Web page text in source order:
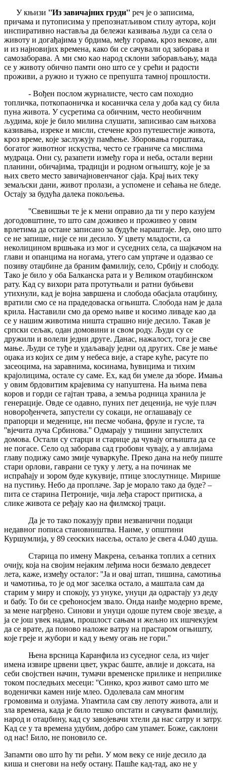
У књизи ''Из завичајних груди'' реч је о записима,
причама и путописима у препознатљивом стилу аутора, који
инспиративно наставља да бележи казивања људи са села о
животу и догађајима у брдима, међу горама, кроз векове, али
и из најновијих времена, како би се сачували од заборава и
самозаборава. А ми смо као народ склони заборављању, мада
се у животу обично памти оно што се у срећи и радости
проживи, а ружно и тужно се препушта тамној прошлости.
- Вођен послом журналисте, често сам походио
топличка, поткопаоничка и косаничка села у доба кад су била
пуна живота. У сусретима са обичним, често необичним
људима, које је било милина слушати, записивао сам њихова
казивања, изреке и мисли, стечене кроз путешестије живота,
кроз време, које заслужују памћење. Зборовања горштака,
богатог животног искуства, често се граниче са мислима
мудраца. Они су, разапети између гора и неба, остали верни
планини, обичајима, традицји и родном огњишту, које је за
њих свето место завичајновенчаног сјаја. Крај њих теку
земаљски дани, живот пролази, а успомене и сећања не бледе.
Остају за будућа далека покољења.
''Свевишњи те је к мени оправио да ти у перо казујем
догодовштине, то што сам доживео и проживео у овим
врлетима да остане записано за будуће нараштаје. Јер, оно што
се не запише, није се ни десило. У цвету младости, са
неколицином вршњака из мог и суседних села, са шајкачом на
глави и опанцима на ногама, утего сам упртаче и одазвао се
позиву отаџбине да браним фамилију, село, Србију и слободу.
Тако је било у оба Балканска рата и у Великом отаџбинском
рату. Кад су вихори рата протутњали и ратни бубњеви
утихнули, кад је војна завршена и слобода обасјала отаџбину,
вратили смо се на прадедоваска огњишта. Слобода нам је дала
крила. Наставили смо да оремо њиве и косимо ливаде као да
се у нашим животима ништа страшно није десило. Такав је
српски сељак, одан домовини и свом роду. Људи су се
дружили и волели једни друге. Данас, нажалост, тога је све
мање. Људи се туђе и удаљавају једни од других. Све је мање
оџака из којих се дим у небеса вије, а старе куће, расуте по
засеоцима, на заравнима, косинама, ћувицима и тихим
крајолицима, остале су саме. Ех, кад би умеле да зборе. Имања
у овим брдовитим крајевима су напуштена. На њима пева
коров и горди се гајтан трава, а земља родница хранила је
генерације. Овде се одавно, пуних пет деценија, не чује плач
новорођенчета, запустели су сокаци, не оглашавају се
прапорци и меденице, ни песме чобана, фруле и гусле, та
''вјечита луча Србинова.'' Одмарају у тишини запустелих
домова. Остали су старци и старице да чувају огњишта да се
не погасе. Село од заборава сад гробови чувају, а у авлијама
главу подижу само змије чуваркуће. Преко дана на небу пиште
стари орлови, гаврани се туку у лету, а на починак ме
испраћају и зором буде кукувије, птице злослутнице. Мирише
на пустињу. Небо да проплаче. Зар је морало тако да буде? –
пита се старина Петроније, чија леђа старост притиска, а
слике живота се ређају као на филмској траци.
Да је то тако показују први незванични подаци
недавног пописа становништва. Наиме, у општини
Куршумлија, у 89 сеоских насеља, остало је свега 4.040 душа.
Старица по имену Макрена, сељанка топлих а сетних
очију, која на својим нејаким леђима носи безмало девдесет
лета, каже, између осталог: ''Ја и овај штап, тишина, самотиња
и чамотиња, то је од мог заселка остало, а маштала сам да
старим у миру и спокоју, уз унуке, унуци да одрастају уз деду
и бабу. То би се срећоносјем звало. Онда наиђе модерно време,
за мене нагрђено. Синови и унуци одоше путем своје звезде, а
ја се још увек надам, прошлост сањам и жељно их ишчекујем
да се врате, да поново наложе ватру на прастаром огњишту,
које греје и жубори и кад у њему огањ не гори.''
Њена врсница Каранфила из суседног села, из чијег
имена извире црвени цвет, украс баште, авлије и доксата, на
себи својствен начин, тумачи временске прилике и неприлике
током последњих месеци: ''Синко, кроз живот само што ме
воденички камен није млео. Одолевала сам многим
громовима и олујама. Упамтила сам сву лепоту живота, али и
зла времена, када је било тешко опстати и сачувати фамилију,
народ и отаџбину, кад су завојевачи хтели да нас сатру и затру.
Кад се у та времена удубим, добро сам упамет. Боже, саклони
од нас! Било, не поновило се.
Запамти ово што ћу ти рећи. У мом веку се није десило да
киша и снегови на небу остану. Пашће кад-тад, ако не у